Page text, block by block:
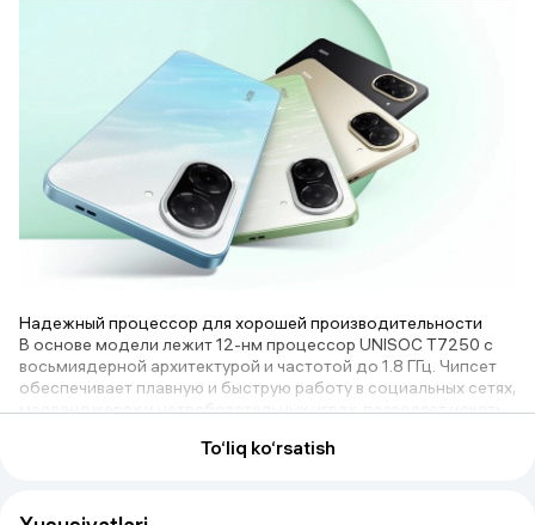
Надежный процессор для хорошей производительности
В основе модели лежит 12-нм процессор UNISOC T7250 с
восьмиядерной архитектурой и частотой до 1.8 ГГц. Чипсет
обеспечивает плавную и быструю работу в социальных сетях,
мессенджерах и нетребовательных играх, позволяет искать
To‘liq ko‘rsatish